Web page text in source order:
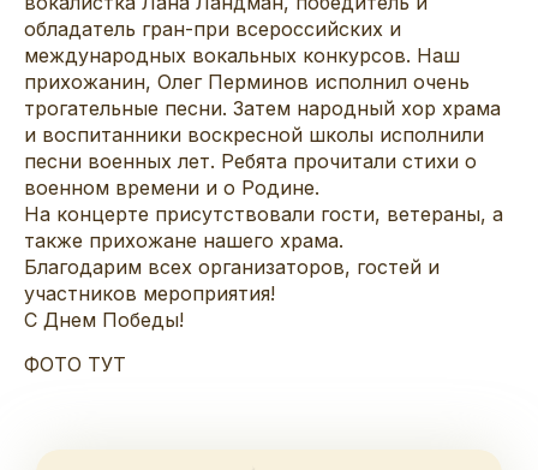
обладатель гран-при всероссийских и
международных вокальных конкурсов. Наш
прихожанин, Олег Перминов исполнил очень
трогательные песни. Затем народный хор храма
и воспитанники воскресной школы исполнили
песни военных лет. Ребята прочитали стихи о
военном времени и о Родине.
На концерте присутствовали гости, ветераны, а
также прихожане нашего храма.
Благодарим всех организаторов, гостей и
участников мероприятия!
С Днем Победы!
ФОТО ТУТ